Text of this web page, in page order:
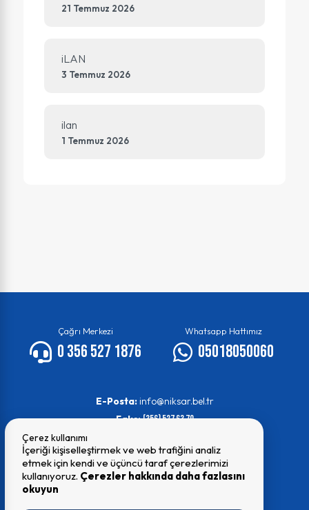
21 Temmuz 2026
iLAN
3 Temmuz 2026
ilan
1 Temmuz 2026
Çağrı Merkezi
0 356 527 1876
Whatsapp Hattımız
05018050060
E-Posta: info@niksar.bel.tr
Faks:(356) 527 63 70
Çerez kullanımı
İçeriği kişiselleştirmek ve web trafiğini analiz
etmek için kendi ve üçüncü taraf çerezlerimizi
kullanıyoruz. Çerezler hakkında daha fazlasını
okuyun